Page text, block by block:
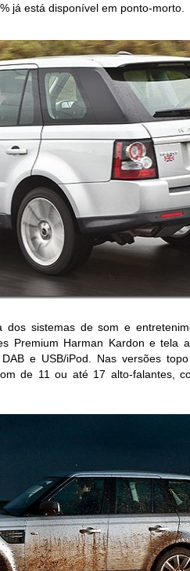
já está disponível em ponto-morto.
dos sistemas de som e
Premium Harman Kardon e tela
e USB/iPod. Nas versões
de 11 ou até 17 alto-falantes,